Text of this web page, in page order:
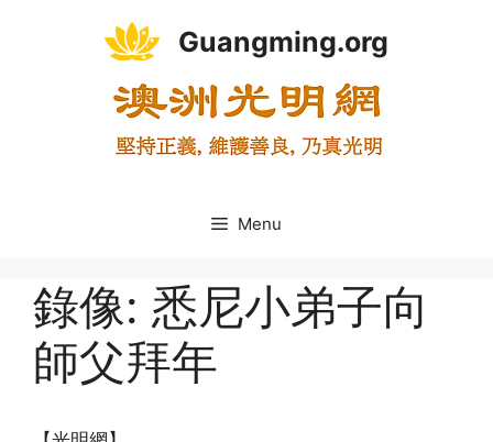
Guangming.org
Menu
錄像: 悉尼小弟子向
師父拜年